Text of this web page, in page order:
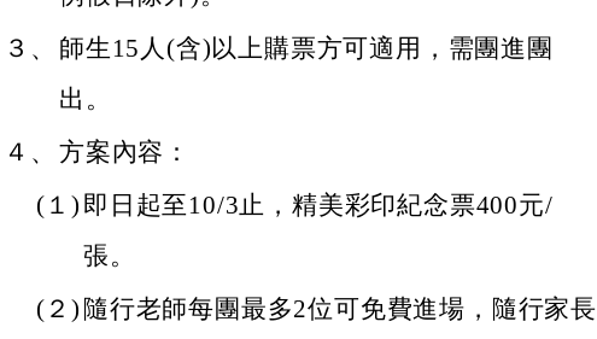
３、
師生15人(含)以上購票方可適用，需團進團
出。
４、 方案內容：
(１) 即日起至10/3止，精美彩印紀念票400元/
張。
(２) 隨行老師每團最多2位可免費進場，隨行家長